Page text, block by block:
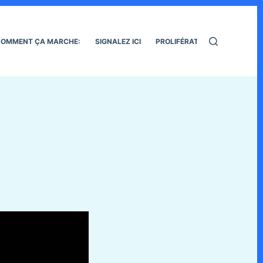
ÇA MARCHE: SIGNALEZ ICI PROLIFÉRATION DES RATS